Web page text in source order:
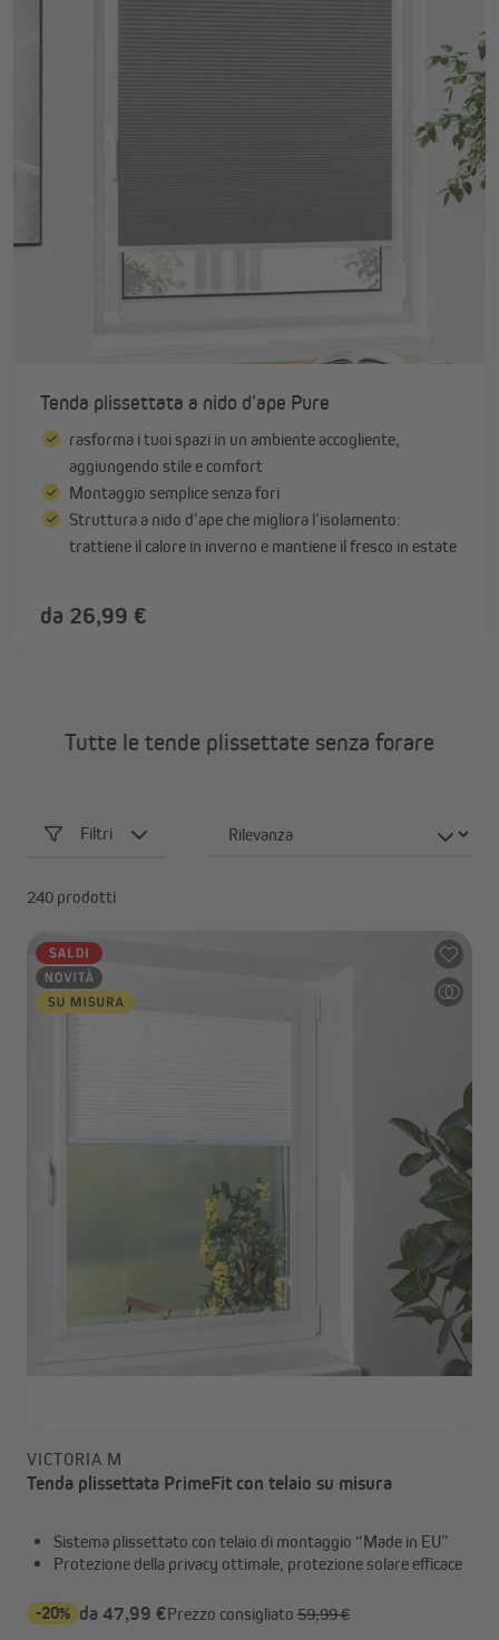
Tenda plissettata a nido d'ape Pure
rasforma i tuoi spazi in un ambiente accogliente,
aggiungendo stile e comfort
Montaggio semplice senza fori
Struttura a nido d’ape che migliora l’isolamento:
trattiene il calore in inverno e mantiene il fresco in estate
da 26,99 €
Tutte le tende plissettate senza forare
Filtri
240 prodotti
VICTORIA M
Tenda plissettata PrimeFit con telaio su misura
Sistema plissettato con telaio di montaggio “Made in EU”
Protezione della privacy ottimale, protezione solare efficace
-20% da 47,99 €Prezzo consigliato 59,99 €